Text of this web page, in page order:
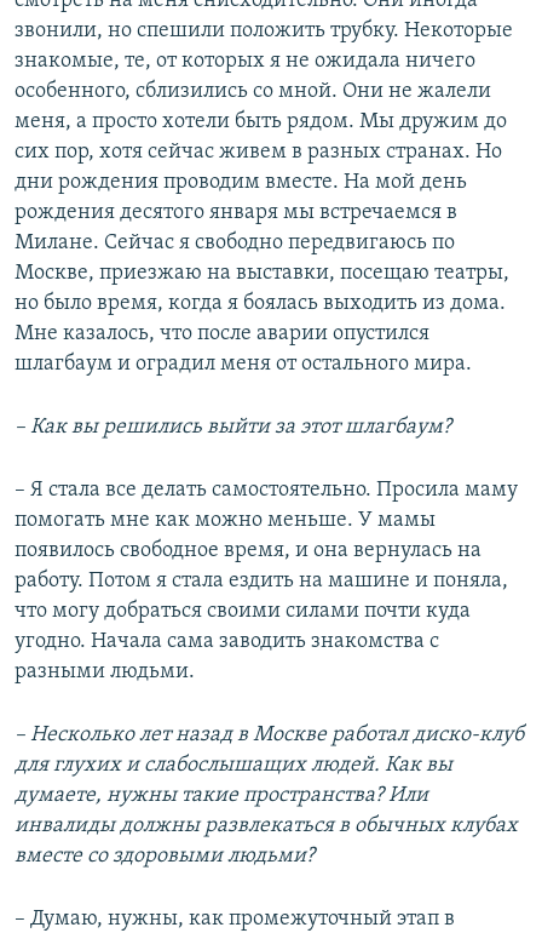
звонили, но спешили положить трубку. Некоторые
знакомые, те, от которых я не ожидала ничего
особенного, сблизились со мной. Они не жалели
меня, а просто хотели быть рядом. Мы дружим до
сих пор, хотя сейчас живем в разных странах. Но
дни рождения проводим вместе. На мой день
рождения десятого января мы встречаемся в
Милане. Сейчас я свободно передвигаюсь по
Москве, приезжаю на выставки, посещаю театры,
но было время, когда я боялась выходить из дома.
Мне казалось, что после аварии опустился
шлагбаум и оградил меня от остального мира.
– Как вы решились выйти за этот шлагбаум?
– Я стала все делать самостоятельно. Просила маму
помогать мне как можно меньше. У мамы
появилось свободное время, и она вернулась на
работу. Потом я стала ездить на машине и поняла,
что могу добраться своими силами почти куда
угодно. Начала сама заводить знакомства с
разными людьми.
– Несколько лет назад в Москве работал диско-клуб
для глухих и слабослышащих людей. Как вы
думаете, нужны такие пространства? Или
инвалиды должны развлекаться в обычных клубах
вместе со здоровыми людьми?
– Думаю, нужны, как промежуточный этап в